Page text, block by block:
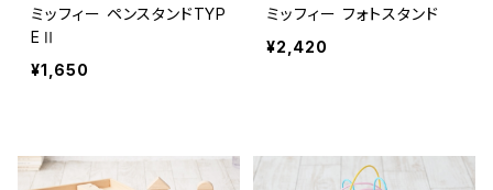
ミッフィー ペンスタンドTYP
EⅡ
¥1,650
ミッフィー フォトスタンド
¥2,420